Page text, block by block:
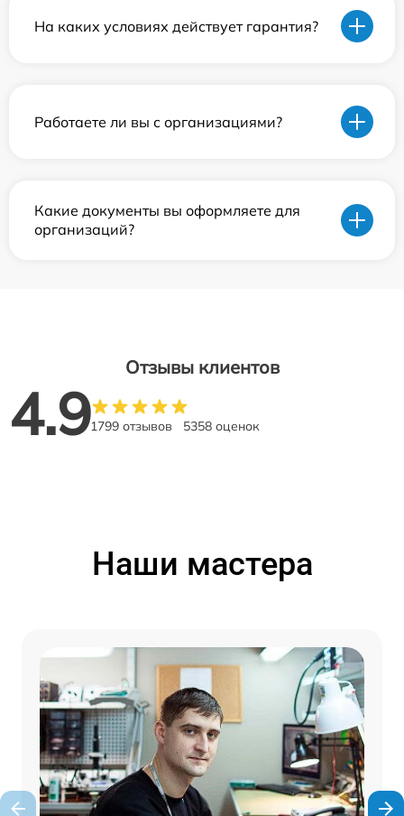
На каких условиях действует гарантия?
Работаете ли вы с организациями?
Какие документы вы оформляете для
организаций?
Отзывы клиентов
4.91799 отзывов 5358 оценок
Наши мастера